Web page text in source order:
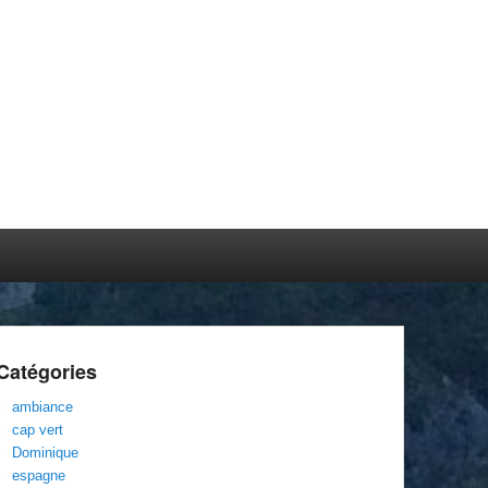
ambiance
cap vert
Dominique
espagne